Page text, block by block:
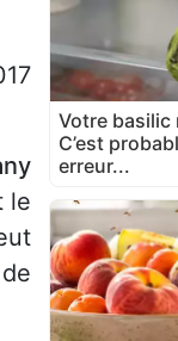
le
Votre basilic
C’est
erreur...